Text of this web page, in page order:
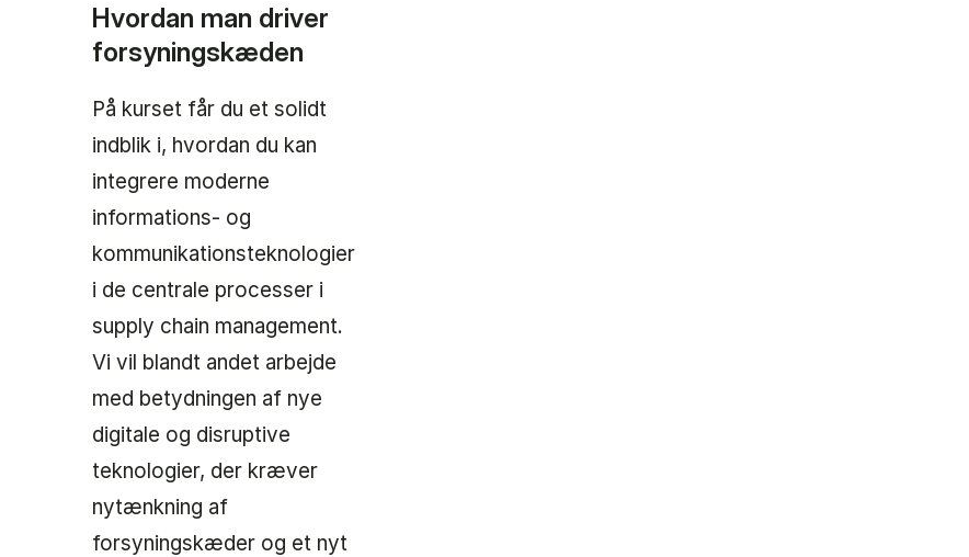
Hvordan man driver
forsyningskæden
På kurset får du et solidt
indblik i, hvordan du kan
integrere moderne
informations- og
kommunikationsteknologier
i de centrale processer i
supply chain management.
Vi vil blandt andet arbejde
med betydningen af nye
digitale og disruptive
teknologier, der kræver
nytænkning af
forsyningskæder og et nyt